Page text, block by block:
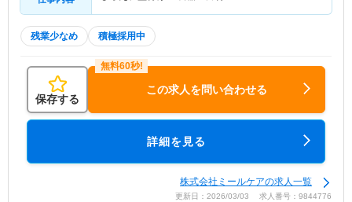
残業少なめ 積極採用中
保存する
この求人を問い合わせる
詳細を見る
株式会社ミールケアの求人一覧
更新日：2026/03/03 求人番号：9844776